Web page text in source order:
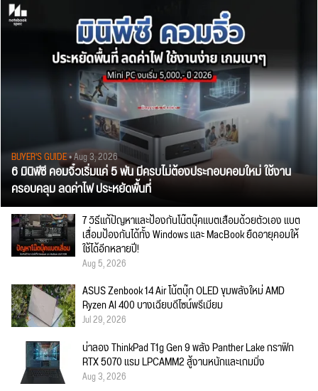
BUYER'S GUIDE• Aug 3, 2026
6 มินิพีซี คอมจิ๋วเริ่มแค่ 5 พัน มีครบไม่ต้องประกอบคอมใหม่ ใช้งาน
ครอบคลุม ลดค่าไฟ ประหยัดพื้นที่
7 วิธีแก้ปัญหาและป้องกันโน๊ตบุ๊คแบตเสื่อมด้วยตัวเอง แบต
เสื่อมป้องกันได้ทั้ง Windows และ MacBook ยืดอายุคอมให้
ใช้ได้อีกหลายปี!
Aug 5, 2026
ASUS Zenbook 14 Air โน้ตบุ๊ก OLED ขุมพลังใหม่ AMD
Ryzen AI 400 บางเฉียบดีไซน์พรีเมียม
Jul 29, 2026
น่าลอง ThinkPad T1g Gen 9 พลัง Panther Lake กราฟิก
RTX 5070 แรม LPCAMM2 สู้งานหนักและเกมมิ่ง
Aug 3, 2026